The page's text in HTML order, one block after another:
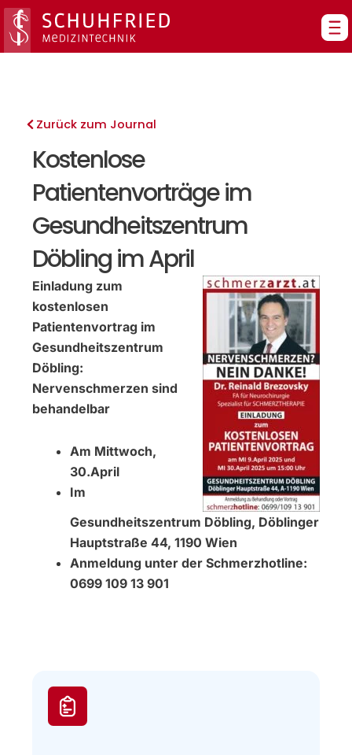
Zum
Inhalt
springen
Zurück zum Journal
Kostenlose
Patientenvorträge im
Gesundheitszentrum
Döbling im April
Einladung zum
kostenlosen
Patientenvortrag im
Gesundheitszentrum
Döbling:
Nervenschmerzen sind
behandelbar
Am Mittwoch,
30.April
Im
Gesundheitszentrum Döbling, Döblinger
Hauptstraße 44, 1190 Wien
Anmeldung unter der Schmerzhotline:
0699 109 13 901